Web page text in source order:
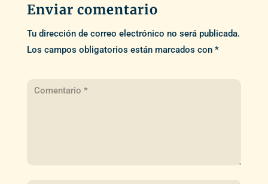
Enviar comentario
Tu dirección de correo electrónico no será publicada.
Los campos obligatorios están marcados con *